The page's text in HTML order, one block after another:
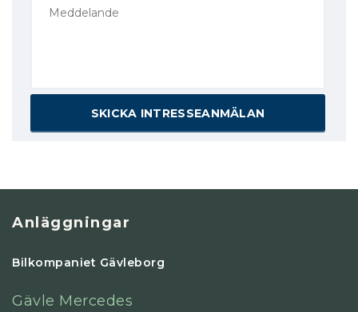
Anläggningar
Bilkompaniet Gävleborg
Gävle Mercedes